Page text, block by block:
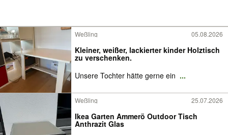
Weßling 05.08.2026
Kleiner, weißer, lackierter kinder Holztisch
zu verschenken.
Unsere Tochter hätte gerne ein ...
Weßling 25.07.2026
Ikea Garten Ammerö Outdoor Tisch
Anthrazit Glas